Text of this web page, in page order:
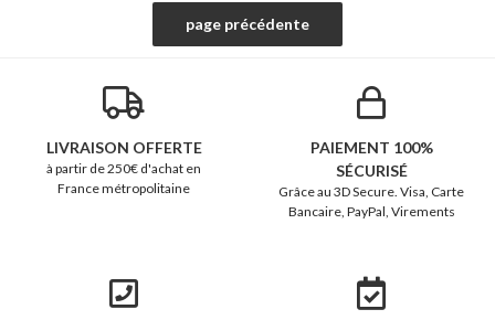
LIVRAISON OFFERTE
à partir de 250€ d'achat en
France métropolitaine
PAIEMENT 100%
SÉCURISÉ
Grâce au 3D Secure. Visa, Carte
Bancaire, PayPal, Virements